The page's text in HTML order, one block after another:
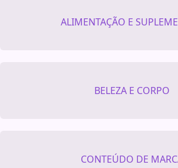
ALIMENTAÇÃO E
BELEZA E CORPO
CONTEÚDO DE